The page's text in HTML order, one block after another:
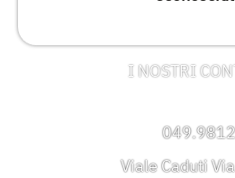
I NOSTRI
Viale Caduti